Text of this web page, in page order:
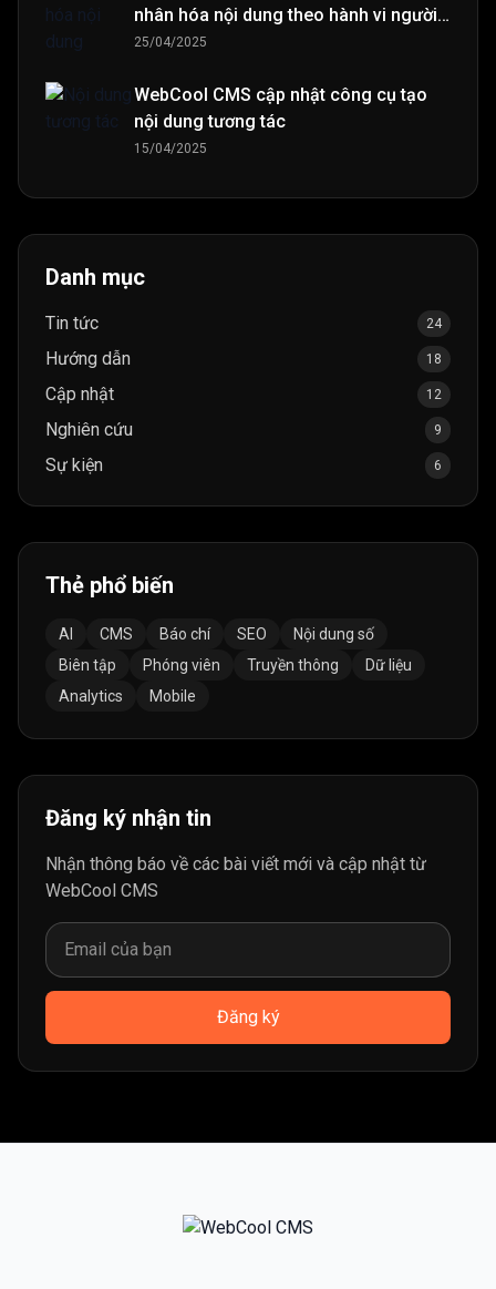
nhân hóa nội dung theo hành vi người
đọc
25/04/2025
WebCool CMS cập nhật công cụ tạo
nội dung tương tác
15/04/2025
Danh mục
Tin tức 24
Hướng dẫn 18
Cập nhật 12
Nghiên cứu 9
Sự kiện 6
Thẻ phổ biến
AI CMS Báo chí SEO
Nội dung số
Biên tập
Phóng viên Truyền thông
Dữ liệu
Analytics
Mobile
Đăng ký nhận tin
Nhận thông báo về các bài viết mới và cập nhật từ
WebCool CMS
Đăng ký